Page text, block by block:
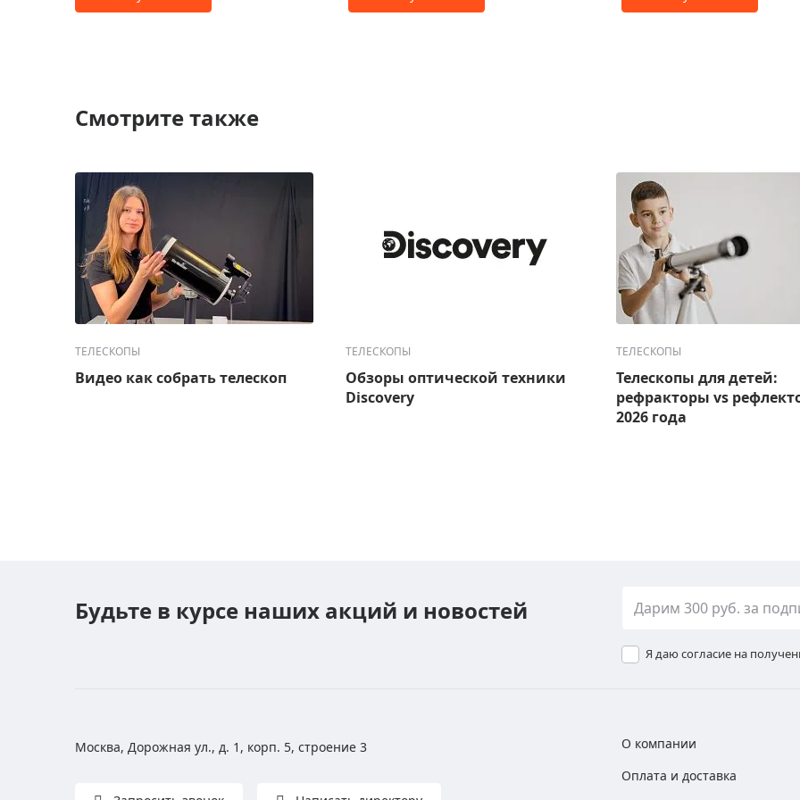
Смотрите также
ТЕЛЕСКОПЫ
Видео как собрать телескоп
ТЕЛЕСКОПЫ
Обзоры оптической техники
Discovery
ТЕЛЕСКОПЫ
Телескопы для детей:
рефракторы vs
2026 года
Будьте в курсе наших акций и новостей
Я даю согласие на
Москва, Дорожная ул., д. 1, корп. 5, строение 3
О компании
Оплата и доставка